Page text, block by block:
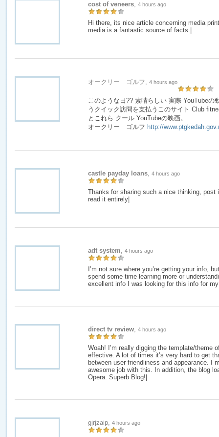
cost of veneers, 4 hours ago
Hi there, its nice article concerning media
media is a fantastic source of facts.|
オークリー ゴルフ, 4 hours ago
このような日?? 素晴らしい 実際 YouTubeの
うクイック訪問を支払うこのサイト Club
とこれら クール YouTubeの映画。
オークリー ゴルフ http://
castle payday loans, 4 hours ago
Thanks for sharing such a nice thinking, post
read it entirely|
adt system, 4 hours ago
I’m not sure where you’re getting your info,
spend some time learning more or
excellent info I was looking for this info for
direct tv review, 4 hours ago
Woah! I’m really digging the template/theme
effective. A lot of times it’s very hard to get
between user friendliness and appearance. I
awesome job with this. In addition, the blog
Opera. Superb Blog!|
gjrjzaip, 4 hours ago